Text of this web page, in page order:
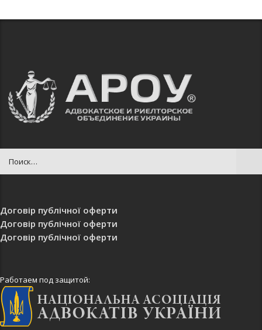
Договір публічної оферти
Договір публічної оферти
Договір публічної оферти
Работаем под защитой: